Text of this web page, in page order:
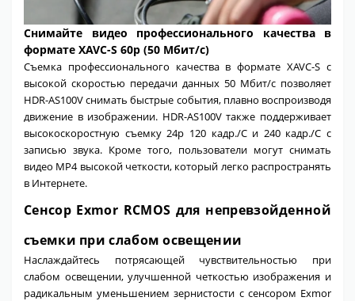
Снимайте видео профессионального качества в
формате XAVC-S 60p (50 Мбит/с)
Съемка профессионального качества в формате XAVC-S с
высокой скоростью передачи данных 50 Мбит/с позволяет
HDR-AS100V снимать быстрые события, плавно воспроизводя
движение в изображении. HDR-AS100V также поддерживает
высокоскоростную съемку 24p 120 кадр./С и 240 кадр./С с
записью звука. Кроме того, пользователи могут снимать
видео MP4 высокой четкости, который легко распространять
в Интернете.
Сенсор Exmor RCMOS для непревзойденной
съемки при слабом освещении
Наслаждайтесь потрясающей чувствительностью при
слабом освещении, улучшенной четкостью изображения и
радикальным уменьшением зернистости с сенсором Exmor